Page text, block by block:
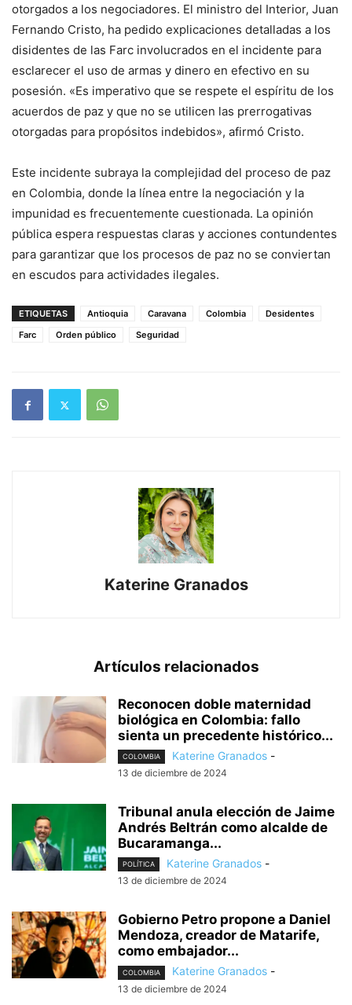
otorgados a los negociadores. El ministro del Interior, Juan
Fernando Cristo, ha pedido explicaciones detalladas a los
disidentes de las Farc involucrados en el incidente para
esclarecer el uso de armas y dinero en efectivo en su
posesión. «Es imperativo que se respete el espíritu de los
acuerdos de paz y que no se utilicen las prerrogativas
otorgadas para propósitos indebidos», afirmó Cristo.
Este incidente subraya la complejidad del proceso de paz
en Colombia, donde la línea entre la negociación y la
impunidad es frecuentemente cuestionada. La opinión
pública espera respuestas claras y acciones contundentes
para garantizar que los procesos de paz no se conviertan
en escudos para actividades ilegales.
ETIQUETAS Antioquia Caravana Colombia
Desidentes
Farc
Orden público Seguridad
Katerine Granados
Artículos relacionados
Reconocen doble maternidad
biológica en Colombia: fallo
sienta un precedente histórico...
COLOMBIA Katerine Granados -
13 de diciembre de 2024
Tribunal anula elección de Jaime
Andrés Beltrán como alcalde de
Bucaramanga...
POLÍTICA Katerine Granados -
13 de diciembre de 2024
Gobierno Petro propone a Daniel
Mendoza, creador de Matarife,
como embajador...
COLOMBIA Katerine Granados -
13 de diciembre de 2024